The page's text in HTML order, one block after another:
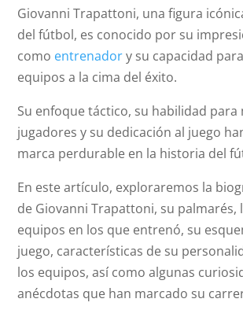
Giovanni Trapattoni, una figura
del fútbol, es conocido por su
como entrenadory su capacidad
equipos a la cima del éxito.
Su enfoque táctico, su habilidad para
jugadores y su dedicación al juego
marca perdurable en la historia del
En este artículo, exploraremos la
de Giovanni Trapattoni, su palmarés,
equipos en los que entrenó, su
juego, características de su
los equipos, así como algunas
anécdotas que han marcado su